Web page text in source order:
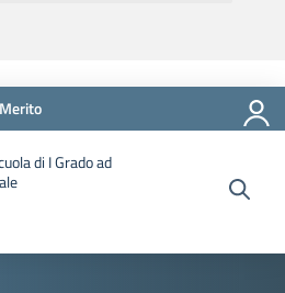
di I Grado ad